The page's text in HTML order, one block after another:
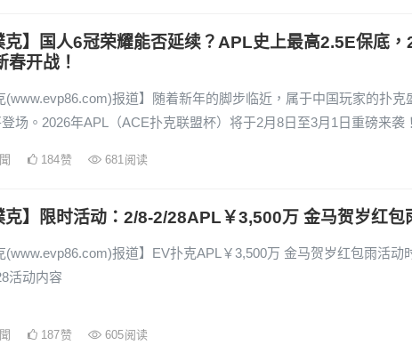
克】国人6冠荣耀能否延续？APL史上最高2.5E保底，
春开战！
(www.evp86.com)报道】随着新年的脚步临近，属于中国玩家的扑克
场。2026年APL（ACE扑克联盟杯）将于2月8日至3月1日重磅来袭
184赞 681阅读
克】限时活动：2/8-2/28APL￥3,500万 金马贺岁红包
(www.evp86.com)报道】EV扑克APL￥3,500万 金马贺岁红包雨活动
活动内容
187赞 605阅读